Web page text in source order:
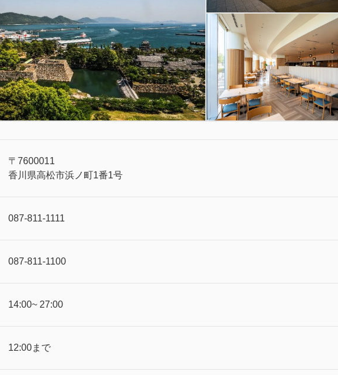
〒7600011
香川県高松市浜ノ町1番1号
087-811-1111
087-811-1100
14:00~ 27:00
12:00まで